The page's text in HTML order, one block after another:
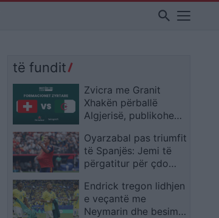
search
të fundit
Zvicra me Granit
Xhakën përballë
Algjerisë, publikohen
Oyarzabal pas triumfit
të Spanjës: Jemi të
përgatitur për çdo
Endrick tregon lidhjen
e veçantë me
Neymarin dhe besimin